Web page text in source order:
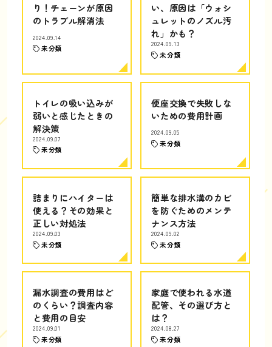
り！チェーンが原因
のトラブル解消法
2024.09.14
未分類
い、原因は「ウォシ
ュレットのノズル汚
れ」かも？
2024.09.13
未分類
トイレの吸い込みが
弱いと感じたときの
解決策
2024.09.07
未分類
便座交換で失敗しな
いための費用計画
2024.09.05
未分類
詰まりにハイターは
使える？その効果と
正しい対処法
2024.09.03
未分類
簡単な排水溝のカビ
を防ぐためのメンテ
ナンス方法
2024.09.02
未分類
漏水調査の費用はど
のくらい？調査内容
と費用の目安
2024.09.01
未分類
家庭で使われる水道
配管、その選び方と
は？
2024.08.27
未分類